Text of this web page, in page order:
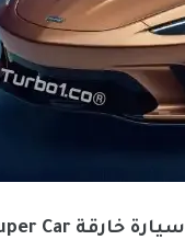
سيارة خارقة Super Car